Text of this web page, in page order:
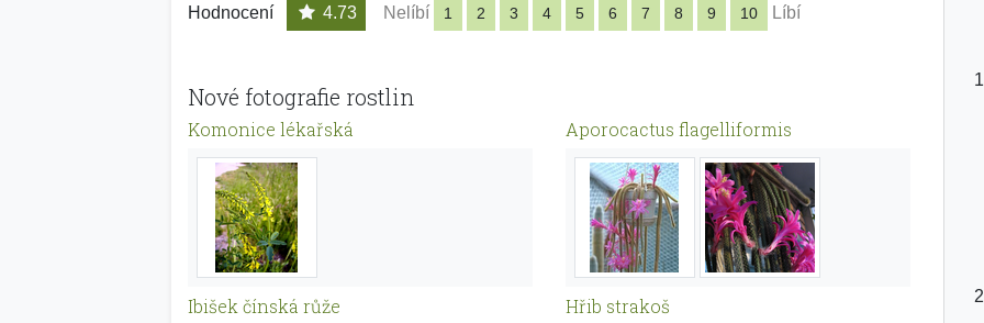
Hodnocení 4.73 Nelíbí 1 2 3 4 5 6 7 8 9 10 Líbí
Nové fotografie rostlin
Komonice lékařská Aporocactus flagelliformis
Ibišek čínská růže Hřib strakoš